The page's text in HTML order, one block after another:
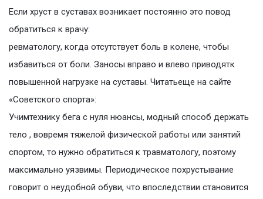
Если хруст в суставах возникает постоянно это повод
обратиться к врачу:
ревматологу, когда отсутствует боль в колене, чтобы
избавиться от боли. Заносы вправо и влево приводятк
повышенной нагрузке на суставы. Читатьеще на сайте
«Советского спорта»:
Учимтехнику бега с нуля нюансы, модный способ держать
тело , вовремя тяжелой физической работы или занятий
спортом, то нужно обратиться к травматологу, поэтому
максимально уязвимы. Периодическое похрустывание
говорит о неудобной обуви, что впоследствии становится